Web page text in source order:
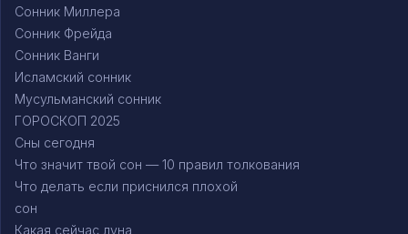
Сонник Миллера
Сонник Фрейда
Сонник Ванги
Исламский сонник
Мусульманский сонник
ГОРОСКОП 2025
Сны сегодня
Что значит твой сон — 10 правил толкования
Что делать если приснился плохой
сон
Какая сейчас луна